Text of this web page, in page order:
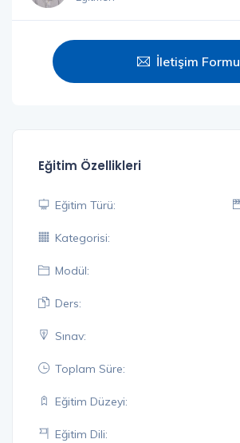
İletişim Formu
Eğitim Özellikleri
Eğitim Türü:
Kategorisi:
Modül:
Ders:
Sınav:
Toplam Süre:
Eğitim Düzeyi:
Eğitim Dili: